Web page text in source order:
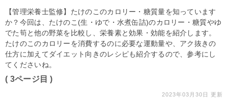
【管理栄養士監修】たけのこのカロリー・糖質量を知っています
か？今回は、たけのこ(生・ゆで・水煮缶詰)のカロリー・糖質やゆ
でた筍と他の野菜を比較し、栄養素と効果・効能を紹介します。
たけのこのカロリーを消費するのに必要な運動量や、アク抜きの
仕方に加えてダイエット向きのレシピも紹介するので、参考にし
てくださいね。
( 3ページ目 )
2023年03月30日 更新